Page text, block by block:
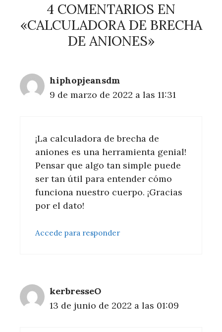
4 COMENTARIOS EN
«CALCULADORA DE BRECHA
DE ANIONES»
hiphopjeansdm
9 de marzo de 2022 a las 11:31
¡La calculadora de brecha de
aniones es una herramienta genial!
Pensar que algo tan simple puede
ser tan útil para entender cómo
funciona nuestro cuerpo. ¡Gracias
por el dato!
Accede para responder
kerbresseO
13 de junio de 2022 a las 01:09